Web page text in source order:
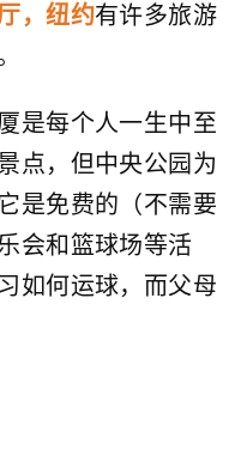
，纽约有许多旅游
是每个人一生中至
点，但中央公园为
是免费的（不需要
会和篮球场等活
如何运球，而父母